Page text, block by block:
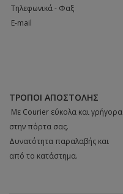
 Tηλεφωνικά - Φαξ
 E-mail
ΤΡΌΠΟΙ ΑΠΟΣΤΟΛΉΣ
 Με Courier εύκολα και γρήγορα
στην πόρτα σας.
Δυνατότητα παραλαβής και
από το κατάστημα.